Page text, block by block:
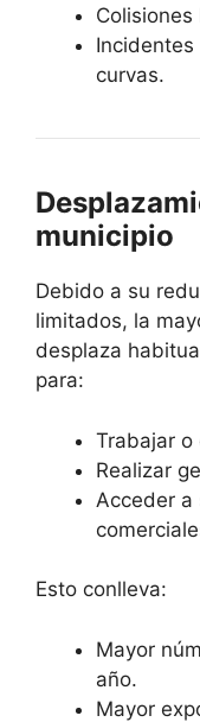
curvas.
municipio
Debido a su
limitados, la
desplaza
para:
Trabajar o
Realizar
Acceder a
Esto conlleva:
Mayor
año.
Mayor